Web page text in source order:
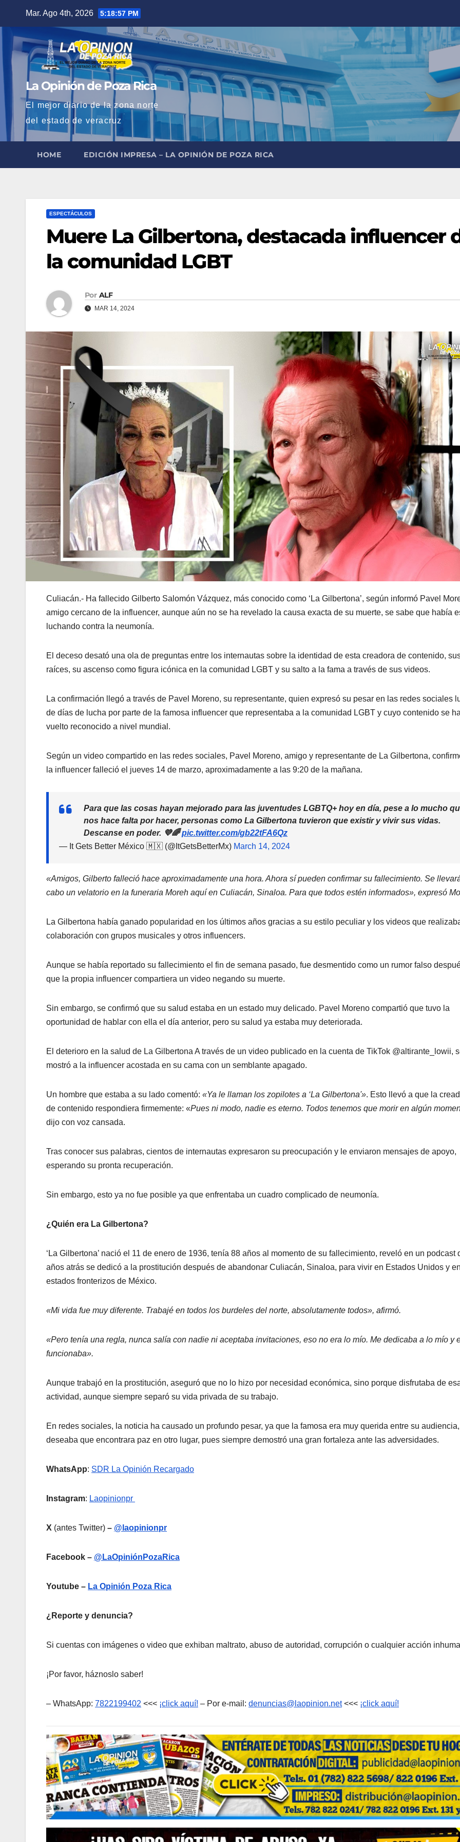
contenido
Mar. Ago 4th, 2026 5:18:58 PM
La Opinión de Poza Rica
El mejor diario de la zona norte
del estado de veracruz
HOME EDICIÓN IMPRESA – LA OPINIÓN DE POZA RICA
ESPECTÁCULOS
Muere La Gilbertona, destacada influencer
la comunidad LGBT
Por ALF
MAR 14, 2024
Culiacán.- Ha fallecido Gilberto Salomón Vázquez, más conocido como ‘La Gilbertona’, según informó Pavel
amigo cercano de la influencer, aunque aún no se ha revelado la causa exacta de su muerte, se sabe que había
luchando contra la neumonía.
El deceso desató una ola de preguntas entre los internautas sobre la identidad de esta creadora de contenido,
raíces, su ascenso como figura icónica en la comunidad LGBT y su salto a la fama a través de sus videos.
La confirmación llegó a través de Pavel Moreno, su representante, quien expresó su pesar en las redes sociales
de días de lucha por parte de la famosa influencer que representaba a la comunidad LGBT y cuyo contenido se
vuelto reconocido a nivel mundial.
Según un video compartido en las redes sociales, Pavel Moreno, amigo y representante de La Gilbertona,
la influencer falleció el jueves 14 de marzo, aproximadamente a las 9:20 de la mañana.
Para que las cosas hayan mejorado para las juventudes LGBTQ+ hoy en día, pese a lo mucho
nos hace falta por hacer, personas como La Gilbertona tuvieron que existir y vivir sus vidas.
Descanse en poder. 💜🌈pic.twitter.com/gb22tFA6Qz
— It Gets Better México 🇲🇽 (@ItGetsBetterMx) March 14, 2024
«Amigos, Gilberto falleció hace aproximadamente una hora. Ahora sí pueden confirmar su fallecimiento. Se
cabo un velatorio en la funeraria Moreh aquí en Culiacán, Sinaloa. Para que todos estén informados», expresó
La Gilbertona había ganado popularidad en los últimos años gracias a su estilo peculiar y los videos que
colaboración con grupos musicales y otros influencers.
Aunque se había reportado su fallecimiento el fin de semana pasado, fue desmentido como un rumor falso
que la propia influencer compartiera un video negando su muerte.
Sin embargo, se confirmó que su salud estaba en un estado muy delicado. Pavel Moreno compartió que tuvo la
oportunidad de hablar con ella el día anterior, pero su salud ya estaba muy deteriorada.
El deterioro en la salud de La Gilbertona A través de un video publicado en la cuenta de TikTok @altirante_lowii,
mostró a la influencer acostada en su cama con un semblante apagado.
Un hombre que estaba a su lado comentó: «Ya le llaman los zopilotes a ‘La Gilbertona'». Esto llevó a que la
de contenido respondiera firmemente: «Pues ni modo, nadie es eterno. Todos tenemos que morir en algún
dijo con voz cansada.
Tras conocer sus palabras, cientos de internautas expresaron su preocupación y le enviaron mensajes de apoyo,
esperando su pronta recuperación.
Sin embargo, esto ya no fue posible ya que enfrentaba un cuadro complicado de neumonía.
¿Quién era La Gilbertona?
‘La Gilbertona’ nació el 11 de enero de 1936, tenía 88 años al momento de su fallecimiento, reveló en un podcast
años atrás se dedicó a la prostitución después de abandonar Culiacán, Sinaloa, para vivir en Estados Unidos y
estados fronterizos de México.
«Mi vida fue muy diferente. Trabajé en todos los burdeles del norte, absolutamente todos», afirmó.
«Pero tenía una regla, nunca salía con nadie ni aceptaba invitaciones, eso no era lo mío. Me dedicaba a lo mío y
funcionaba».
Aunque trabajó en la prostitución, aseguró que no lo hizo por necesidad económica, sino porque disfrutaba de
actividad, aunque siempre separó su vida privada de su trabajo.
En redes sociales, la noticia ha causado un profundo pesar, ya que la famosa era muy querida entre su
deseaba que encontrara paz en otro lugar, pues siempre demostró una gran fortaleza ante las adversidades.
WhatsApp: SDR La Opinión Recargado
Instagram: Laopinionpr
X (antes Twitter) – @laopinionpr
Facebook – @LaOpiniónPozaRica
Youtube – La Opinión Poza Rica
¿Reporte y denuncia?
Si cuentas con imágenes o video que exhiban maltrato, abuso de autoridad, corrupción o cualquier acción
¡Por favor, háznoslo saber!
– WhatsApp: 7822199402 <<< ¡click aquí! – Por e-mail: denuncias@laopinion.net<<< ¡click aquí!